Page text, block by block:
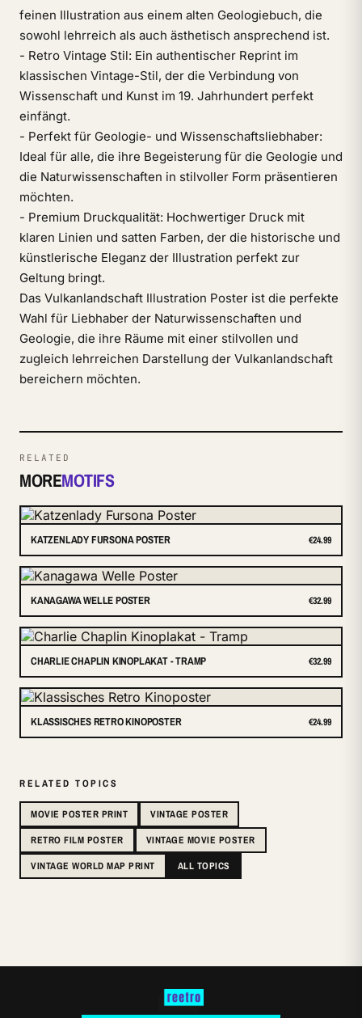
feinen Illustration aus einem alten Geologiebuch, die
sowohl lehrreich als auch ästhetisch ansprechend ist.
- Retro Vintage Stil: Ein authentischer Reprint im
klassischen Vintage-Stil, der die Verbindung von
Wissenschaft und Kunst im 19. Jahrhundert perfekt
einfängt.
- Perfekt für Geologie- und Wissenschaftsliebhaber:
Ideal für alle, die ihre Begeisterung für die Geologie und
die Naturwissenschaften in stilvoller Form präsentieren
möchten.
- Premium Druckqualität: Hochwertiger Druck mit
klaren Linien und satten Farben, der die historische und
künstlerische Eleganz der Illustration perfekt zur
Geltung bringt.
Das Vulkanlandschaft Illustration Poster ist die perfekte
Wahl für Liebhaber der Naturwissenschaften und
Geologie, die ihre Räume mit einer stilvollen und
zugleich lehrreichen Darstellung der Vulkanlandschaft
bereichern möchten.
RELATED
MOREMOTIFS
KATZENLADY FURSONA POSTER €24.99
KANAGAWA WELLE POSTER €32.99
CHARLIE CHAPLIN KINOPLAKAT - TRAMP €32.99
KLASSISCHES RETRO KINOPOSTER €24.99
RELATED TOPICS
MOVIE POSTER PRINT
VINTAGE POSTER
RETRO FILM POSTER
VINTAGE MOVIE POSTER
VINTAGE WORLD MAP PRINT
ALL TOPICS